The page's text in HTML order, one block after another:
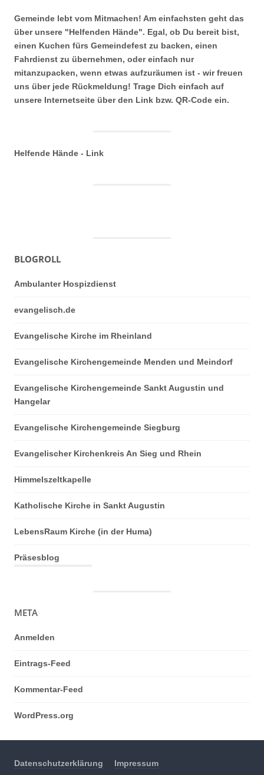
Gemeinde lebt vom Mitmachen! Am einfachsten geht das
über unsere "Helfenden Hände". Egal, ob Du bereit bist,
einen Kuchen fürs Gemeindefest zu backen, einen
Fahrdienst zu übernehmen, oder einfach nur
mitanzupacken, wenn etwas aufzuräumen ist - wir freuen
uns über jede Rückmeldung! Trage Dich einfach auf
unsere Internetseite über den Link bzw. QR-Code ein.
Helfende Hände - Link
BLOGROLL
Ambulanter Hospizdienst
evangelisch.de
Evangelische Kirche im Rheinland
Evangelische Kirchengemeinde Menden und Meindorf
Evangelische Kirchengemeinde Sankt Augustin und
Hangelar
Evangelische Kirchengemeinde Siegburg
Evangelischer Kirchenkreis An Sieg und Rhein
Himmelszeltkapelle
Katholische Kirche in Sankt Augustin
LebensRaum Kirche (in der Huma)
Präsesblog
META
Anmelden
Eintrags-Feed
Kommentar-Feed
WordPress.org
Datenschutzerklärung Impressum